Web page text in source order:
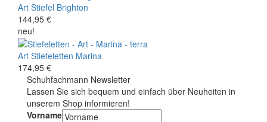
Art Stiefel Brighton
144,95 €
neu!
Art Stiefeletten Marina
174,95 €
Schuhfachmann Newsletter
Lassen Sie sich bequem und einfach über Neuheiten in
unserem Shop informieren!
Vorname